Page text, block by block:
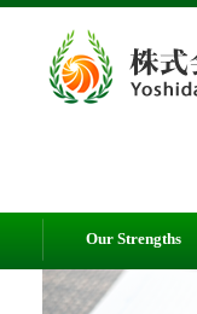
Our Strengths